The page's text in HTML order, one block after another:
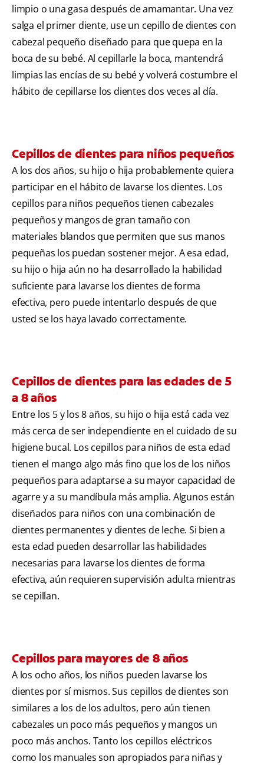
limpio o una gasa después de amamantar. Una vez
salga el primer diente, use un cepillo de dientes con
cabezal pequeño diseñado para que quepa en la
boca de su bebé. Al cepillarle la boca, mantendrá
limpias las encías de su bebé y volverá costumbre el
hábito de cepillarse los dientes dos veces al día.
Cepillos de dientes para niños pequeños
A los dos años, su hijo o hija probablemente quiera
participar en el hábito de lavarse los dientes. Los
cepillos para niños pequeños tienen cabezales
pequeños y mangos de gran tamaño con
materiales blandos que permiten que sus manos
pequeñas los puedan sostener mejor. A esa edad,
su hijo o hija aún no ha desarrollado la habilidad
suficiente para lavarse los dientes de forma
efectiva, pero puede intentarlo después de que
usted se los haya lavado correctamente.
Cepillos de dientes para las edades de 5
a 8 años
Entre los 5 y los 8 años, su hijo o hija está cada vez
más cerca de ser independiente en el cuidado de su
higiene bucal. Los cepillos para niños de esta edad
tienen el mango algo más fino que los de los niños
pequeños para adaptarse a su mayor capacidad de
agarre y a su mandíbula más amplia. Algunos están
diseñados para niños con una combinación de
dientes permanentes y dientes de leche. Si bien a
esta edad pueden desarrollar las habilidades
necesarias para lavarse los dientes de forma
efectiva, aún requieren supervisión adulta mientras
se cepillan.
Cepillos para mayores de 8 años
A los ocho años, los niños pueden lavarse los
dientes por sí mismos. Sus cepillos de dientes son
similares a los de los adultos, pero aún tienen
cabezales un poco más pequeños y mangos un
poco más anchos. Tanto los cepillos eléctricos
como los manuales son apropiados para niñas y